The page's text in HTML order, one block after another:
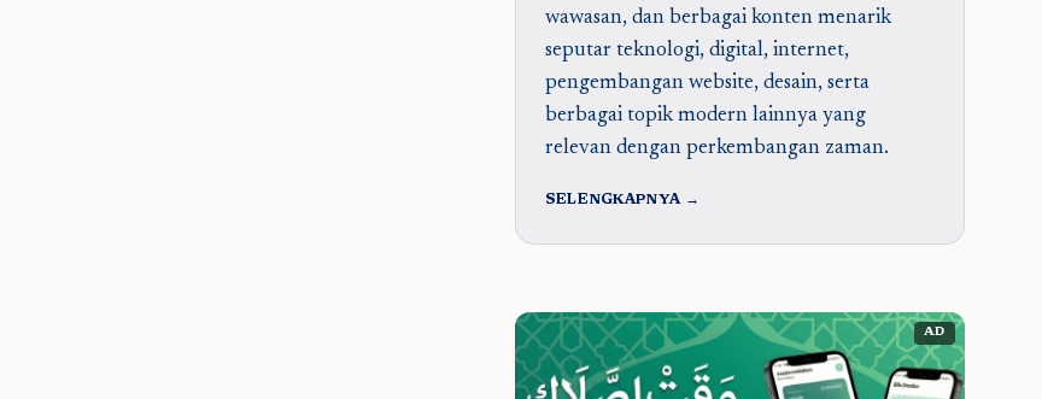
wawasan, dan berbagai konten menarik
seputar teknologi, digital, internet,
pengembangan website, desain, serta
berbagai topik modern lainnya yang
relevan dengan perkembangan zaman.
SELENGKAPNYA →
AD